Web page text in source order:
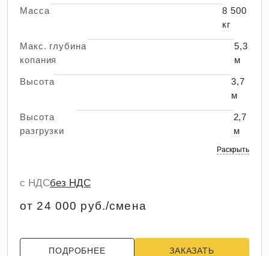
Масса
8 500
кг
Макс. глубина
копания
5,3
м
Высота
3,7
м
Высота
разгрузки
2,7
м
Раскрыть
с НДСбез НДС
от 24 000 руб./смена
ПОДРОБНЕЕ ЗАКАЗАТЬ